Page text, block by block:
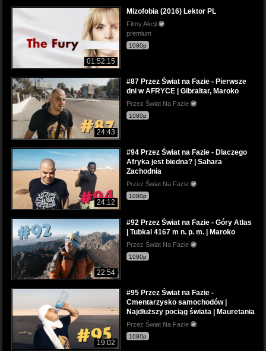
01:52:15
Mizofobia (2016) Lektor PL
Filmy Akcji
premium
1080p
24:43
#87 Przez Świat na Fazie - Pierwsze
dni w AFRYCE | Gibraltar, Maroko
Przez Świat Na Fazie
1080p
24:12
#94 Przez Świat na Fazie - Dlaczego
Afryka jest biedna? | Sahara
Zachodnia
Przez Świat Na Fazie
1080p
22:54
#92 Przez Świat na Fazie - Góry Atlas
| Tubkal 4167 m n. p. m. | Maroko
Przez Świat Na Fazie
1080p
19:02
#95 Przez Świat na Fazie -
Cmentarzysko samochodów |
Najdłuższy pociąg świata | Mauretania
Przez Świat Na Fazie
1080p